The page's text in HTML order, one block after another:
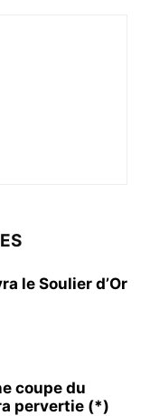
le Soulier d’Or
coupe du
pervertie (*)